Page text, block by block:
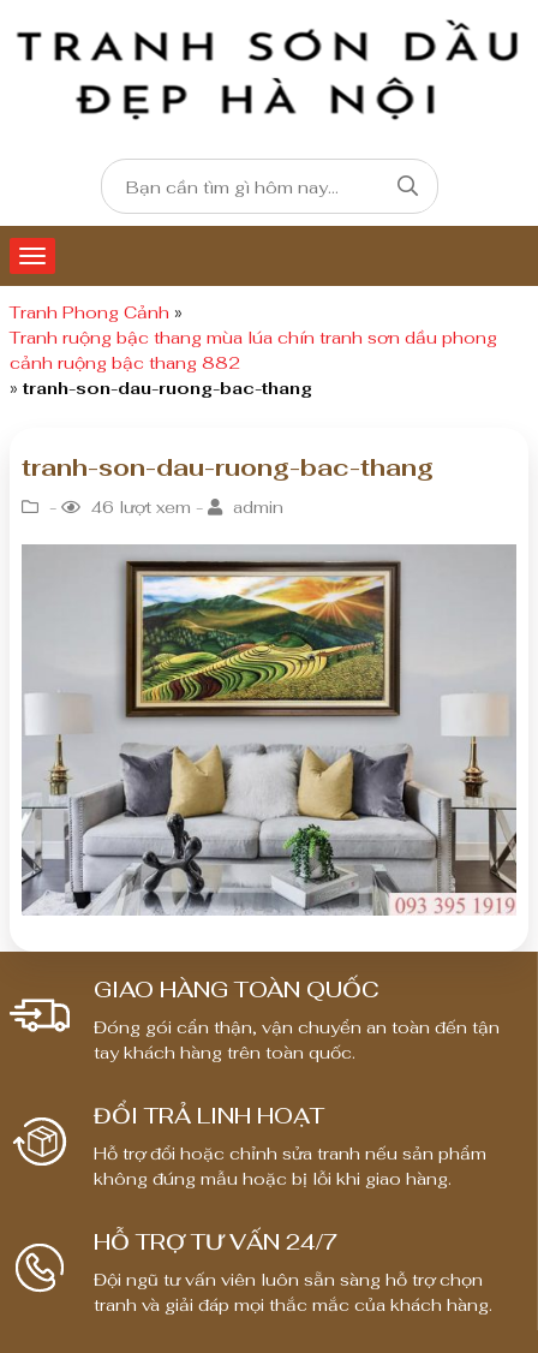
Tranh Phong Cảnh »
Tranh ruộng bậc thang mùa lúa chín tranh sơn dầu phong
cảnh ruộng bậc thang 882
» tranh-son-dau-ruong-bac-thang
tranh-son-dau-ruong-bac-thang
- 46 lượt xem - admin
GIAO HÀNG TOÀN QUỐC
Đóng gói cẩn thận, vận chuyển an toàn đến tận
tay khách hàng trên toàn quốc.
ĐỔI TRẢ LINH HOẠT
Hỗ trợ đổi hoặc chỉnh sửa tranh nếu sản phẩm
không đúng mẫu hoặc bị lỗi khi giao hàng.
HỖ TRỢ TƯ VẤN 24/7
Đội ngũ tư vấn viên luôn sẵn sàng hỗ trợ chọn
tranh và giải đáp mọi thắc mắc của khách hàng.